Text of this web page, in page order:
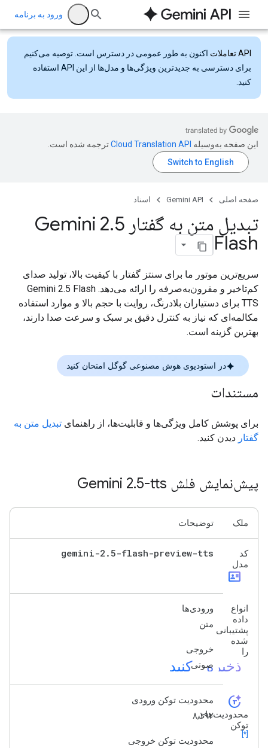
ورود به برنامه
API تعاملات
اکنون به طور عمومی در دسترس است. توصیه می‌کنیم
برای دسترسی به جدیدترین ویژگی‌ها و مدل‌ها از این API استفاده
کنید.
این صفحه به‌وسیله ترجمه شده است.
صفحه اصلی Gemini API اسناد
تبدیل متن به گفتار Gemini 2 .5
Flash
سریع‌ترین موتور ما برای سنتز گفتار با کیفیت بالا، تولید صدای
کم‌تاخیر و مقرون‌به‌صرفه را ارائه می‌دهد. Gemini 2.5 Flash
TTS برای دستیاران بلادرنگ، روایت با حجم بالا و موارد استفاده
مکالمه‌ای که نیاز به کنترل دقیق بر سبک و سرعت صدا دارند،
بهترین گزینه است.
در استودیوی هوش مصنوعی گوگل امتحان کنید
مستندات
برای پوشش کامل ویژگی‌ها و قابلیت‌ها، از راهنمای تبدیل متن به
گفتار دیدن کنید.
پیش‌نمایش فلش Gemini 2 .5-tts
ملک توضیحات
کد
مدل
id_card
gemini-2 .5-flash-preview-tts
انواع
داده
پشتیبانی
شده
را
ذخیره کنید
ورودی‌ها
متن
خروجی
صوتی
token_auto
محدودیت‌های
توکن
[*]
محدودیت توکن ورودی
۸,۱۹۲
محدودیت توکن خروجی